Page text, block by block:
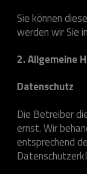
Sie können
werden wir Sie
2. Allgemeine
Datenschutz
Die Betreiber
ernst. Wir
entsprechend